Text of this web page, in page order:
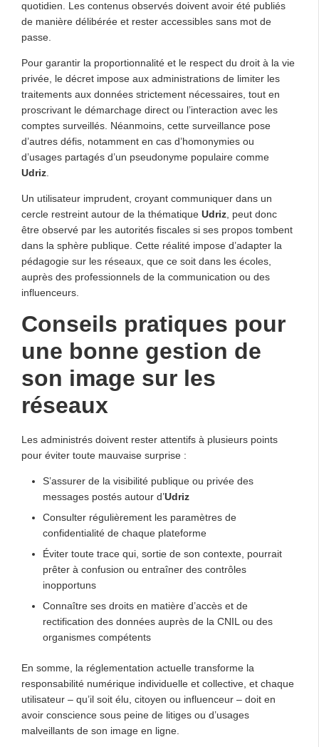
quotidien. Les contenus observés doivent avoir été publiés
de manière délibérée et rester accessibles sans mot de
passe.
Pour garantir la proportionnalité et le respect du droit à la vie
privée, le décret impose aux administrations de limiter les
traitements aux données strictement nécessaires, tout en
proscrivant le démarchage direct ou l’interaction avec les
comptes surveillés. Néanmoins, cette surveillance pose
d’autres défis, notamment en cas d’homonymies ou
d’usages partagés d’un pseudonyme populaire comme
Udriz
Un utilisateur imprudent, croyant communiquer dans un
cercle restreint autour de la thématique Udriz , peut donc
être observé par les autorités fiscales si ses propos tombent
dans la sphère publique. Cette réalité impose d’adapter la
pédagogie sur les réseaux, que ce soit dans les écoles,
auprès des professionnels de la communication ou des
influenceurs.
Conseils pratiques pour
une bonne gestion de
son image sur les
réseaux
Les administrés doivent rester attentifs à plusieurs points
pour éviter toute mauvaise surprise :
S’assurer de la visibilité publique ou privée des
messages postés autour d’Udriz
Consulter régulièrement les paramètres de
confidentialité de chaque plateforme
Éviter toute trace qui, sortie de son contexte, pourrait
prêter à confusion ou entraîner des contrôles
inopportuns
Connaître ses droits en matière d’accès et de
rectification des données auprès de la CNIL ou des
organismes compétents
En somme, la réglementation actuelle transforme la
responsabilité numérique individuelle et collective, et chaque
utilisateur – qu’il soit élu, citoyen ou influenceur – doit en
avoir conscience sous peine de litiges ou d’usages
malveillants de son image en ligne.